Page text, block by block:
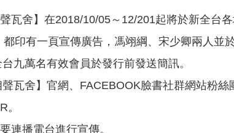
瓦舍】在2018/10/05～12/201起將於新全台
印有一頁宣傳廣告，馮翊綱、宋少卿兩人並
九萬名有效會員於發行前發送簡訊。
瓦舍】官網、FACEBOOK臉書社群網站粉絲
。
連播電台進行宣傳。